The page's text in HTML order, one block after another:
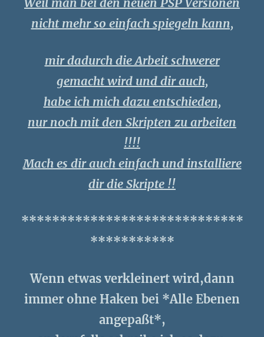
nicht mehr so einfach spiegeln kann,
mir dadurch die Arbeit schwerer
gemacht wird und dir auch,
habe ich mich dazu entschieden,
nur noch mit den Skripten zu arbeiten
!!!!
Mach es dir auch einfach und installiere
dir die Skripte !!
*****************************
***********
Wenn etwas verkleinert wird,dann
immer ohne Haken bei *Alle Ebenen
angepaßt*,